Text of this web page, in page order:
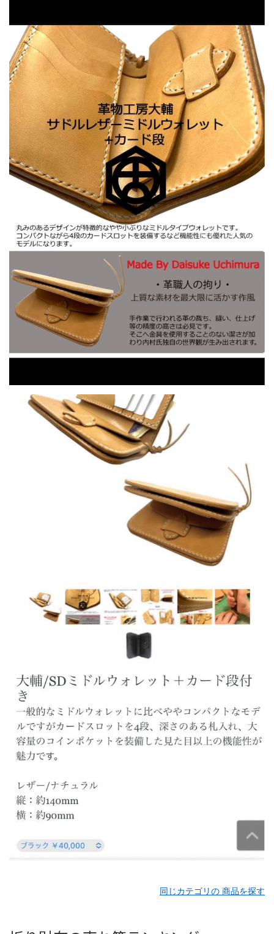
同じカテゴリの 商品を探す